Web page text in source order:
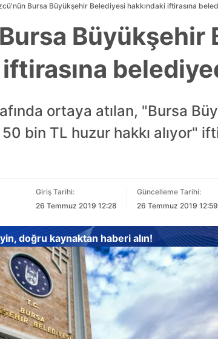
Bursa Büyükşehir Belediyesi hakkındaki iftirasına
Büyükşehir
ortaya atılan, "Bursa
bin TL huzur hakkı alıyor"
Giriş Tarihi:
26 Temmuz 2019 12:28
Güncelleme Tarihi:
26 Temmuz 2019 12:59
doğru kaynaktan haberi alın!